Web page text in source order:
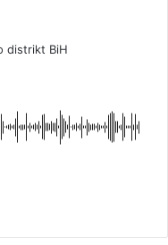
distrikt BiH